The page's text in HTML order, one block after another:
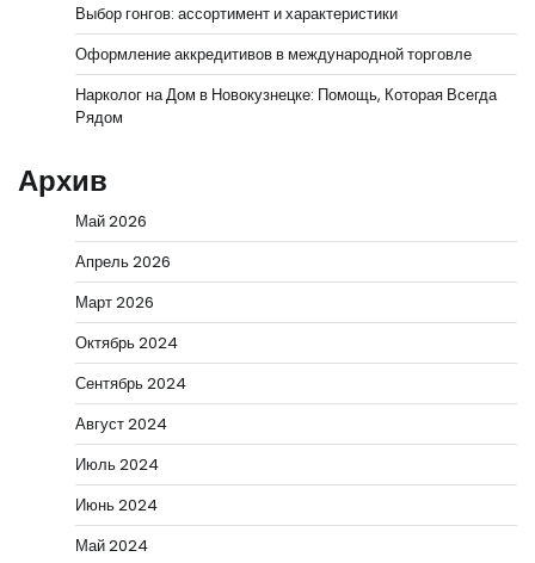
Выбор гонгов: ассортимент и характеристики
Оформление аккредитивов в международной торговле
Нарколог на Дом в Новокузнецке: Помощь, Которая Всегда
Рядом
Архив
Май 2026
Апрель 2026
Март 2026
Октябрь 2024
Сентябрь 2024
Август 2024
Июль 2024
Июнь 2024
Май 2024